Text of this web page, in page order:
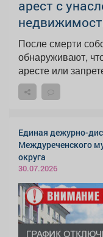
арест с
После смерти
обнаруживают,
аресте или
Единая дежурно-
Междуреченского
округа
30.07.2026